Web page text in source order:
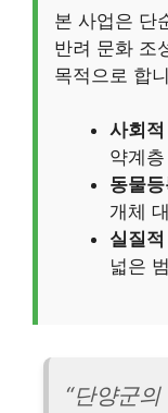
본 사업은 단
반려 문화 조
목적으로 합
사회
약계
동물
개체
실질
넓은
“단양군